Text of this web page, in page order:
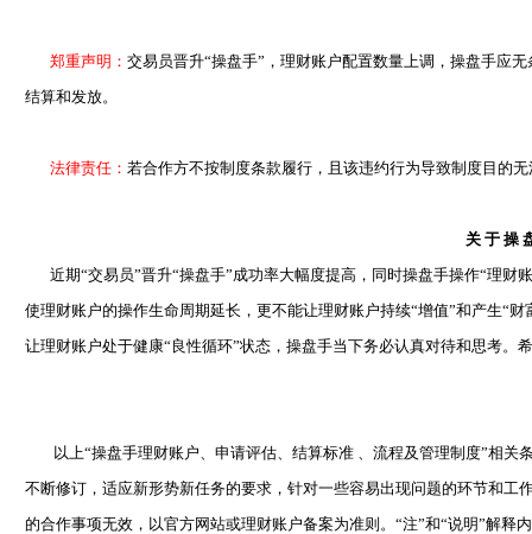
郑重声明： 交易员晋升“操盘手”，理财账户配置数量上调，操盘手应
结算和发放。
法律责任： 若合作方不按制度条款履行，且该违约行为导致制度目的
关于操
近期“交易员”晋升“操盘手”成功率大幅度提高，同时操盘手操作“理财
使理财账户的操作生命周期延长，更不能让理财账户持续“增值”和产生“
让理财账户处于健康“良性循环”状态，操盘手当下务必认真对待和思考
以上“操盘手理财账户、申请评估、结算标准 、流程及管理制度”相关
不断修订，适应新形势新任务的要求，针对一些容易出现问题的环节和
的合作事项无效，以官方网站或理财账户备案为准则。“注”和“说明”解释